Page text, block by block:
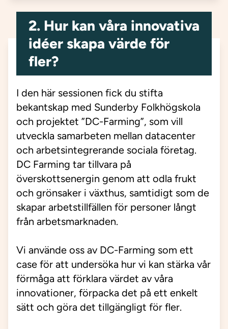
2. Hur kan våra innovativa
idéer skapa värde för
fler?
I den här sessionen fick du stifta
bekantskap med Sunderby Folkhögskola
och projektet ”DC-Farming”, som vill
utveckla samarbeten mellan datacenter
och arbetsintegrerande sociala företag.
DC Farming tar tillvara på
överskottsenergin genom att odla frukt
och grönsaker i växthus, samtidigt som de
skapar arbetstillfällen för personer långt
från arbetsmarknaden.
Vi använde oss av DC-Farming som ett
case för att undersöka hur vi kan stärka vår
förmåga att förklara värdet av våra
innovationer, förpacka det på ett enkelt
sätt och göra det tillgängligt för fler.